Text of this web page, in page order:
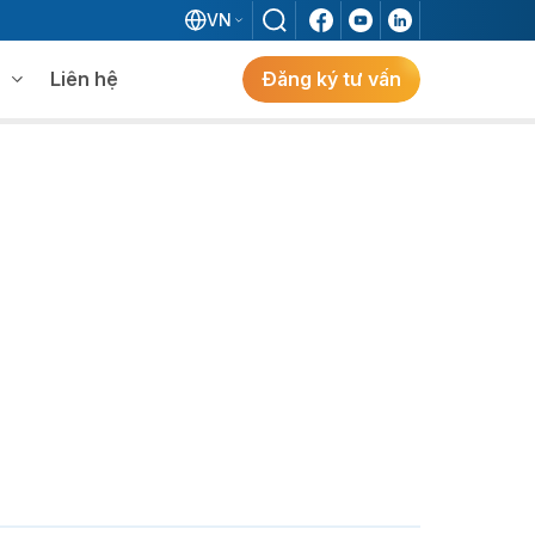
VN
Liên hệ Đăng ký tư vấn